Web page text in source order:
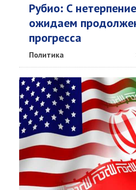
Рубио: С
ожидаем
прогресса
Политика